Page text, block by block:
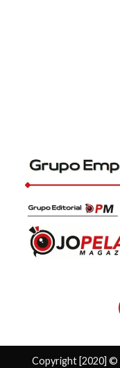
Copyright [2020] ©